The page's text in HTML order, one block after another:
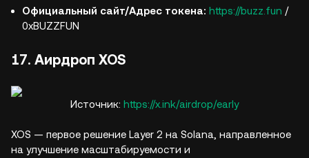
Официальный сайт/Адрес токена: https://buzz.fun /
0xBUZZFUN
17. Аирдроп XOS
Источник: https://x.ink/airdrop/early
XOS — первое решение Layer 2 на Solana, направленное
на улучшение масштабируемости и